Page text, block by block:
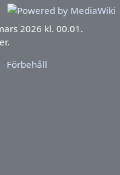
2026 kl. 00.01.
Förbehåll